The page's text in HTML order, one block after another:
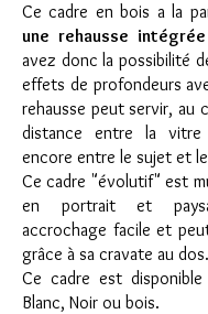
Ce cadre en bois a la
une rehausse intégrée
avez donc la possibilité
effets de profondeurs
rehausse peut servir, au
distance entre la
encore entre le sujet et
Ce cadre "évolutif" est
en portrait et
accrochage facile et
grâce à sa cravate au dos.
Ce cadre est
Blanc, Noir ou bois.